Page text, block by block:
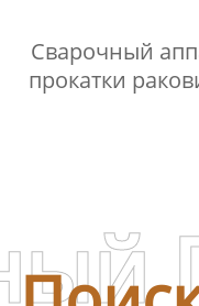
Сварочный
прокатки